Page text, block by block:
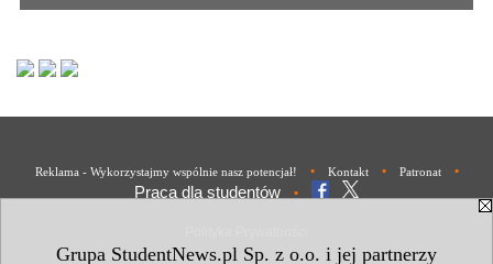
Grupa StudentNews.pl Sp. z o.o. i jej partnerzy
Reklama - Wykorzystajmy wspólnie nasz potencjał! • Kontakt • Patronat •
Praca dla studentów •